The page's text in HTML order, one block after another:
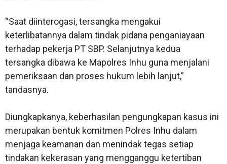
“Saat diinterogasi, tersangka mengakui
keterlibatannya dalam tindak pidana penganiayaan
terhadap pekerja PT SBP. Selanjutnya kedua
tersangka dibawa ke Mapolres Inhu guna menjalani
pemeriksaan dan proses hukum lebih lanjut,”
tandasnya.
Diungkapkanya, keberhasilan pengungkapan kasus ini
merupakan bentuk komitmen Polres Inhu dalam
menjaga keamanan dan menindak tegas setiap
tindakan kekerasan yang mengganggu ketertiban